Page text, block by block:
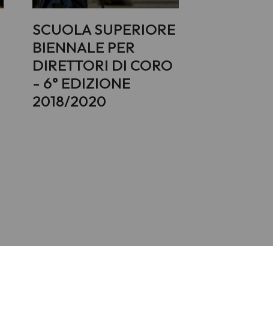
SCUOLA SUPERIORE
BIENNALE PER
DIRETTORI DI CORO
- 6° EDIZIONE
2018/2020